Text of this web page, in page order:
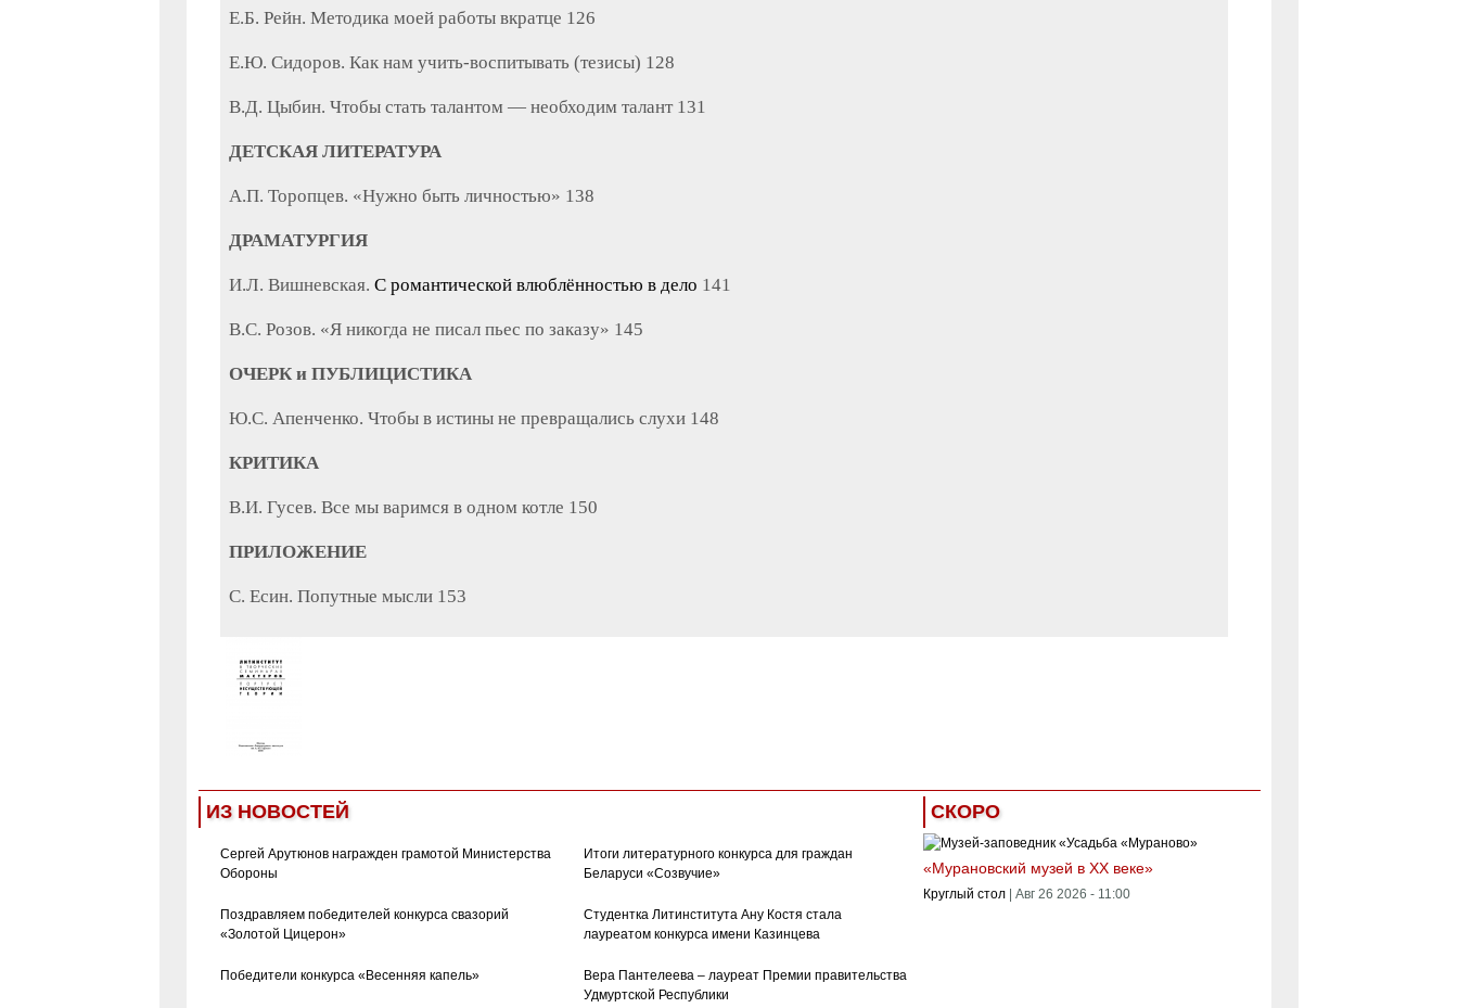
Е.Б. Рейн. Методика моей работы вкратце 126
Е.Ю. Сидоров. Как нам учить-воспитывать (тезисы) 128
В.Д. Цыбин. Чтобы стать талантом — необходим талант 131
ДЕТСКАЯ ЛИТЕРАТУРА
A.П. Торопцев. «Нужно быть личностью» 138
ДРАМАТУРГИЯ
И.Л. Вишневская. С романтической влюблённостью в дело 141
B.С. Розов. «Я никогда не писал пьес по заказу» 145
ОЧЕРК и ПУБЛИЦИСТИКА
Ю.С. Апенченко. Чтобы в истины не превращались слухи 148
КРИТИКА
B.И. Гусев. Все мы варимся в одном котле 150
ПРИЛОЖЕНИЕ
C. Есин. Попутные мысли 153
ИЗ НОВОСТЕЙ
Сергей Арутюнов награжден грамотой Министерства
Обороны
Итоги литературного конкурса для граждан
Беларуси «Созвучие»
Поздравляем победителей конкурса свазорий
«Золотой Цицерон»
Студентка Литинститута Ану Костя стала
лауреатом конкурса имени Казинцева
Победители конкурса «Весенняя капель»
Вера Пантелеева – лауреат Премии правительства
Удмуртской Республики
СКОРО
«Мурановский музей в XX веке»
Круглый стол Авг 26 2026 - 11:00